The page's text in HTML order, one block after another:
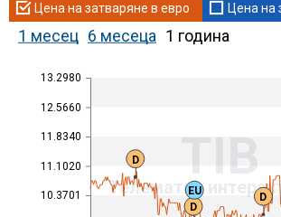
Цена на затваряне в евро Цена на
1 месец 6 месеца 1 година
10.3701
11.1020
11.8340
12.5660
13.2980
TIB
Телематик
D
D
EU
D